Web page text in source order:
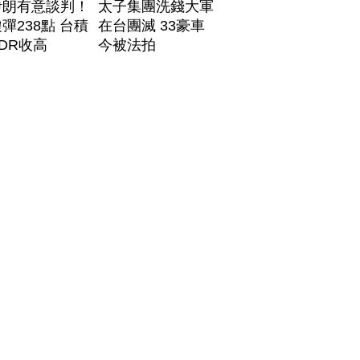
有意談判！
238點 台積
收高
太子集團洗錢大軍
在台團滅 33豪車
今被法拍